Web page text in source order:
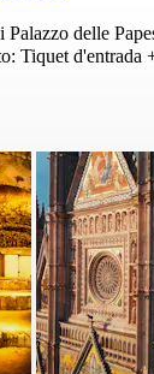
Palazzo delle
Tiquet d'entrada